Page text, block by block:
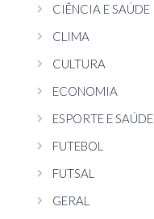
CIÊNCIA E SAÚDE
CLIMA
CULTURA
ECONOMIA
ESPORTE E SAÚDE
FUTEBOL
FUTSAL
GERAL